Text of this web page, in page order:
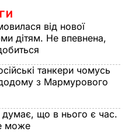
від нової
дітям. Не впевнена,
танкери чомусь
з Мармурового
думає, що в нього є час.
може